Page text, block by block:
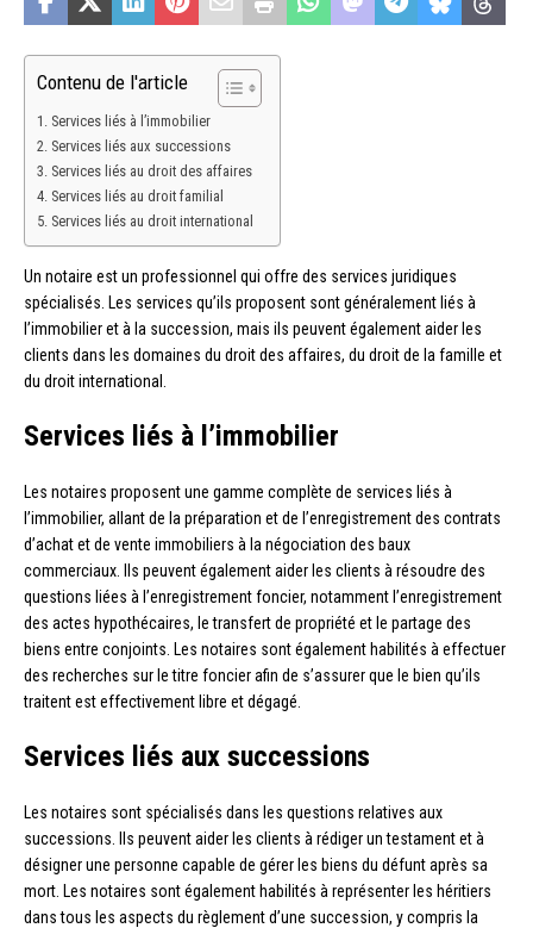
Contenu de l'article
Services liés à l’immobilier
Services liés aux successions
Services liés au droit des affaires
Services liés au droit familial
Services liés au droit international
Un notaire est un professionnel qui offre des services juridiques
spécialisés. Les services qu’ils proposent sont généralement liés à
l’immobilier et à la succession, mais ils peuvent également aider les
clients dans les domaines du droit des affaires, du droit de la famille et
du droit international.
Services liés à l’immobilier
Les notaires proposent une gamme complète de services liés à
l’immobilier, allant de la préparation et de l’enregistrement des contrats
d’achat et de vente immobiliers à la négociation des baux
commerciaux. Ils peuvent également aider les clients à résoudre des
questions liées à l’enregistrement foncier, notamment l’enregistrement
des actes hypothécaires, le transfert de propriété et le partage des
biens entre conjoints. Les notaires sont également habilités à effectuer
des recherches sur le titre foncier afin de s’assurer que le bien qu’ils
traitent est effectivement libre et dégagé.
Services liés aux successions
Les notaires sont spécialisés dans les questions relatives aux
successions. Ils peuvent aider les clients à rédiger un testament et à
désigner une personne capable de gérer les biens du défunt après sa
mort. Les notaires sont également habilités à représenter les héritiers
dans tous les aspects du règlement d’une succession, y compris la